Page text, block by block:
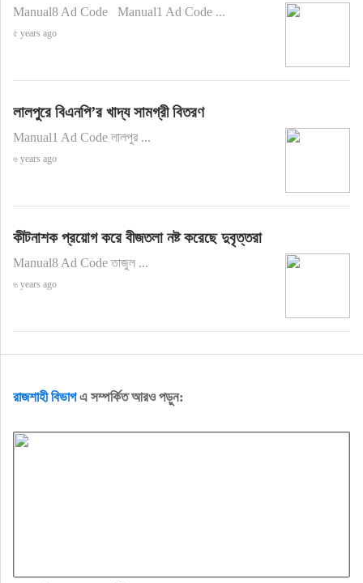
Manual8 Ad Code Manual1 Ad Code ...
৫ years ago
লালপুরে বিএনপি’র খাদ্য সামগ্রী বিতরণ
Manual1 Ad Code লালপুর ...
৬ years ago
কীটনাশক প্রয়োগ করে বীজতলা নষ্ট করেছে দুবৃত্তরা
Manual8 Ad Code তাজুল ...
৬ years ago
রাজশাহী বিভাগএ সম্পর্কিত আরও পড়ুন: